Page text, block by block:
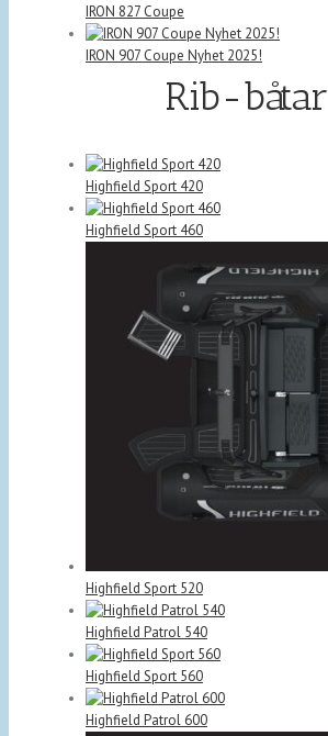
IRON 827 Coupe
IRON 907 Coupe Nyhet 2025!
Rib-båtar
Highfield Sport 420
Highfield Sport 460
Highfield Sport 520
Highfield Patrol 540
Highfield Sport 560
Highfield Patrol 600